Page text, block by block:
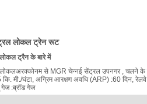
लोकल ट्रेन रूट
ट्रैन के बारे में
से MGR चेन्नई सेंट्रल उपनगर , चलने के
मी./घंटा, अग्रिम आरक्षण अवधि (ARP) :60 दिन,
:ब्रॉड गेज